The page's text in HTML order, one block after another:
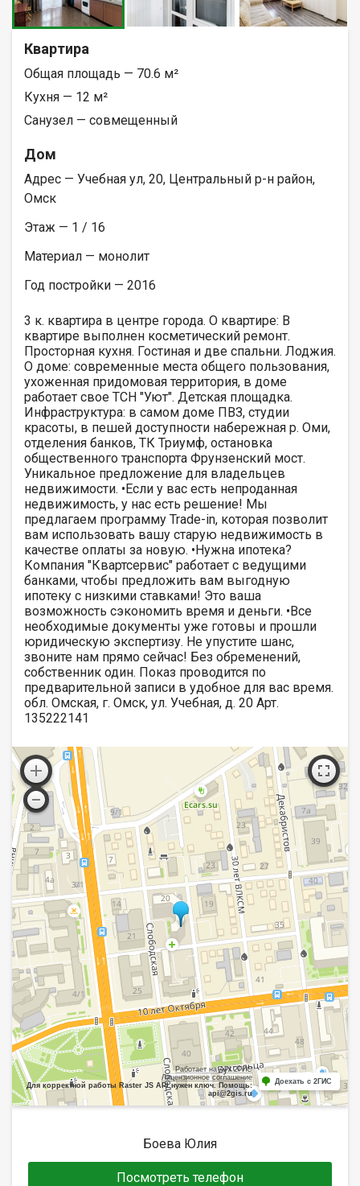
Квартира
Общая площадь — 70.6 м²
Кухня — 12 м²
Санузел — совмещенный
Дом
Адрес — Учебная ул, 20, Центральный р-н район,
Омск
Этаж — 1 / 16
Материал — монолит
Год постройки — 2016
3 к. квартира в центре города. О квартире: В
квартире выполнен косметический ремонт.
Просторная кухня. Гостиная и две спальни. Лоджия.
О доме: современные места общего пользования,
ухоженная придомовая территория, в доме
работает свое ТСН "Уют". Детская площадка.
Инфраструктура: в самом доме ПВЗ, студии
красоты, в пешей доступности набережная р. Оми,
отделения банков, ТК Триумф, остановка
общественного транспорта Фрунзенский мост.
Уникальное предложение для владельцев
недвижимости. •Если у вас есть непроданная
недвижимость, у нас есть решение! Мы
предлагаем программу Trade-in, которая позволит
вам использовать вашу старую недвижимость в
качестве оплаты за новую. •Нужна ипотека?
Компания "Квартсервис" работает с ведущими
банками, чтобы предложить вам выгодную
ипотеку с низкими ставками! Это ваша
возможность сэкономить время и деньги. •Все
необходимые документы уже готовы и прошли
юридическую экспертизу. Не упустите шанс,
звоните нам прямо сейчас! Без обременений,
собственник один. Показ проводится по
предварительной записи в удобное для вас время.
обл. Омская, г. Омск, ул. Учебная, д. 20 Арт.
135222141
Работает на API 2ГИС
Лицензионное соглашение
Для корректной работы Raster JS API нужен ключ. Помощь:
api@2gis.ru
Доехать с 2ГИС
Боева Юлия
Посмотреть телефон